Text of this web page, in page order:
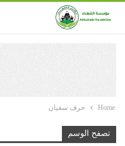
Home حرف سفيان
تصفح الوسم